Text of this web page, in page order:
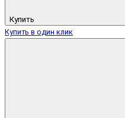
Купить
Купить в один клик